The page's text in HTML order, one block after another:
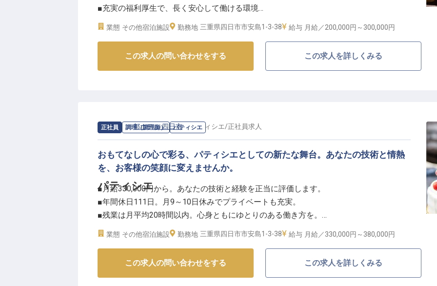
■充実の福利厚生で、長く安心して働ける環境
■未経験からでも挑戦可能、成長をサポート
夜のホテルで、お客様が安心して過ごせるよう、きめ細やかなサービスを提供します。チ
ェックイン・チェックアウト対応はもちろん、お客様からの問い合わせにも丁寧に対応
ーー【安心して長く働ける、充実のサポート体制】
当ホテルでは、スタッフが安心して長く働けるよう、充実した福利厚生とサポート体制を
整えています。社会保険完備はもちろん、美味しい賄い制度や制服貸与もあり、日々の負
担を軽減。
未経験の方でも、先輩スタッフが丁寧に指導し、着実にスキルアップできる環境です。お
客様の「ありがとう」が直接聞ける、やりがいのある職場で、あなたのキャリアを築きま
せんか。
※2025年10月02日時点の情報です
業態 その他宿泊施設 勤務地 三重県四日市市安島1-3-38 給与 月給／200,000円～ 300,000円
この求人の問い合わせをする この求人を詳しくみる
正社員 調理（調理師） パティシエ
パティシエ
求人情報：都ホテル 四日市のパティシエ/正社員求人
おもてなしの心で彩る、パティシエとしての新たな舞台。あなたの技術と情熱
を、お客様の笑顔に変えませんか。
■月給330,000円から。あなたの技術と経験を正当に評価します。
■年間休日111日。月9～10日休みでプライベートも充実。
■残業は月平均20時間以内。心身ともにゆとりのある働き方を。
■従業員食堂や制服貸与。働きやすい環境が整っています。
パティシエとして、お客様の特別な日を彩るデザートや、日々のカフェタイムを豊かにす
るスイーツを手掛けていただきます。
業態 その他宿泊施設 勤務地 三重県四日市市安島1-3-38 給与 月給／330,000円～ 380,000円
この求人の問い合わせをする この求人を詳しくみる